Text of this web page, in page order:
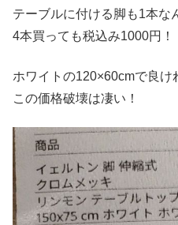
テーブルに付ける脚も1本な
4本買っても税込み1000円！
ホワイトの120×60cmで良け
この価格破壊は凄い！